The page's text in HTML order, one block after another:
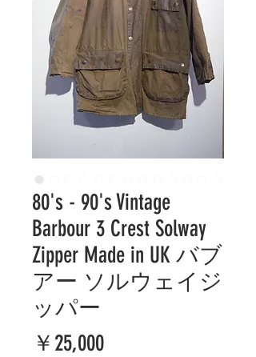
80's - 90's Vintage
Barbour 3 Crest Solway
Zipper Made in UK バブ
アー ソルウェイジ
ッパー
￥25,000価